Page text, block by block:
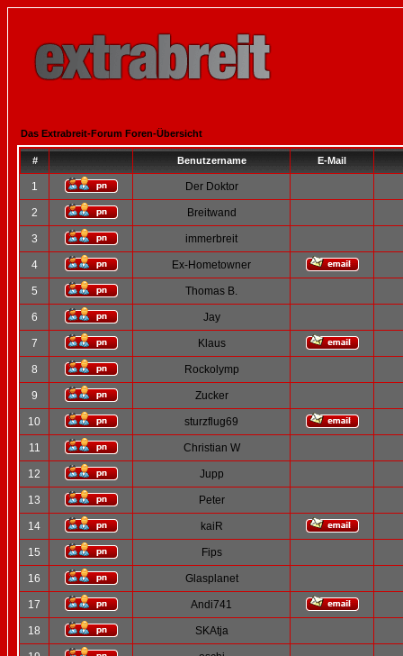
Das Extrabreit-Forum Foren-Übersicht
# Benutzername E-Mail
1 Der Doktor
2 Breitwand
3 immerbreit
4 Ex-Hometowner
5 Thomas B.
6 Jay
7 Klaus
8 Rockolymp
9 Zucker
10 sturzflug69
11 Christian W
12 Jupp
13 Peter
14 kaiR
15 Fips
16 Glasplanet
17 Andi741
18 SKAtja